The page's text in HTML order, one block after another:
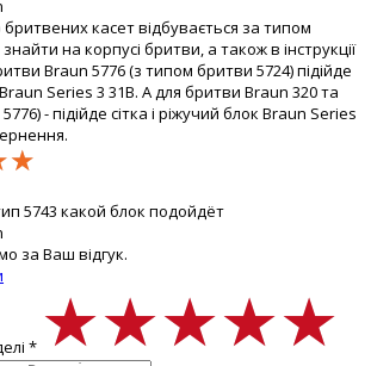
касет відбувається за типом
на корпусі бритви, а також в інструкції
Braun 5776 (з типом бритви 5724) підійде
Braun Series 3 31B. А для бритви Braun 320 та
- підійде сітка і ріжучий блок Braun Series
5743 какой блок подойдёт
за Ваш відгук.
* ★★★★★
★★★★★
★★★★★